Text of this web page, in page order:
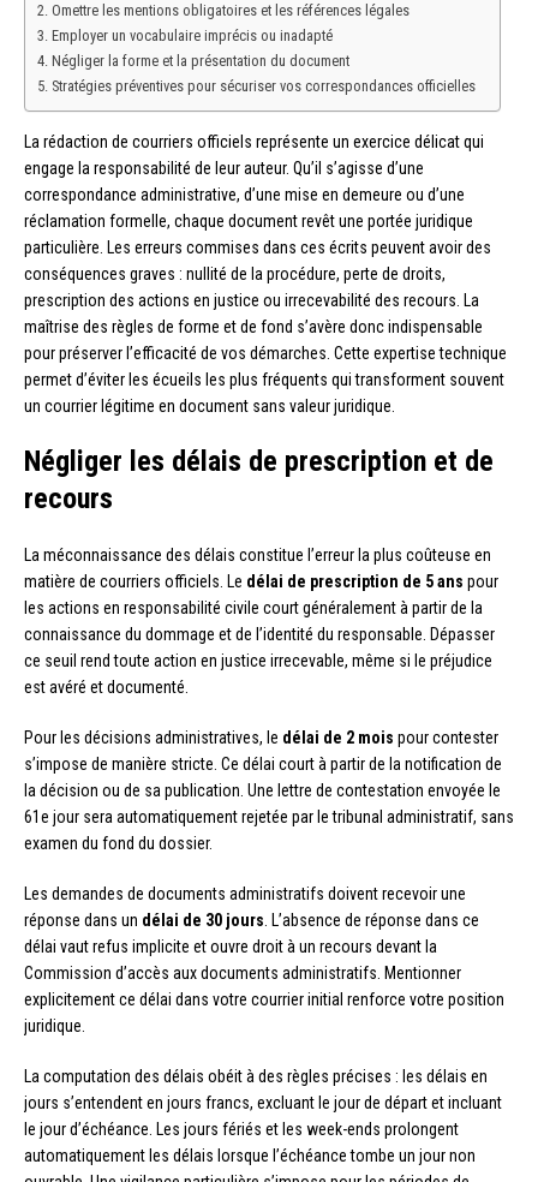
Omettre les mentions obligatoires et les références légales
Employer un vocabulaire imprécis ou inadapté
Négliger la forme et la présentation du document
Stratégies préventives pour sécuriser vos correspondances officielles
La rédaction de courriers officiels représente un exercice délicat qui
engage la responsabilité de leur auteur. Qu’il s’agisse d’une
correspondance administrative, d’une mise en demeure ou d’une
réclamation formelle, chaque document revêt une portée juridique
particulière. Les erreurs commises dans ces écrits peuvent avoir des
conséquences graves : nullité de la procédure, perte de droits,
prescription des actions en justice ou irrecevabilité des recours. La
maîtrise des règles de forme et de fond s’avère donc indispensable
pour préserver l’efficacité de vos démarches. Cette expertise technique
permet d’éviter les écueils les plus fréquents qui transforment souvent
un courrier légitime en document sans valeur juridique.
Négliger les délais de prescription et de
recours
La méconnaissance des délais constitue l’erreur la plus coûteuse en
matière de courriers officiels. Le délai de prescription de 5 ans pour
les actions en responsabilité civile court généralement à partir de la
connaissance du dommage et de l’identité du responsable. Dépasser
ce seuil rend toute action en justice irrecevable, même si le préjudice
est avéré et documenté.
Pour les décisions administratives, le délai de 2 mois pour contester
s’impose de manière stricte. Ce délai court à partir de la notification de
la décision ou de sa publication. Une lettre de contestation envoyée le
61e jour sera automatiquement rejetée par le tribunal administratif, sans
examen du fond du dossier.
Les demandes de documents administratifs doivent recevoir une
réponse dans un délai de 30 jours . L’absence de réponse dans ce
délai vaut refus implicite et ouvre droit à un recours devant la
Commission d’accès aux documents administratifs. Mentionner
explicitement ce délai dans votre courrier initial renforce votre position
juridique.
La computation des délais obéit à des règles précises : les délais en
jours s’entendent en jours francs, excluant le jour de départ et incluant
le jour d’échéance. Les jours fériés et les week-ends prolongent
automatiquement les délais lorsque l’échéance tombe un jour non